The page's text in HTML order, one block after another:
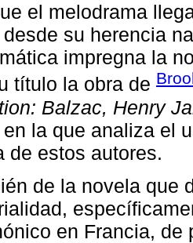
el melodrama
su herencia
impregna la
título la obra de
Balzac, Henry
en la que analiza el
de estos autores.
de la novela que
en Francia,